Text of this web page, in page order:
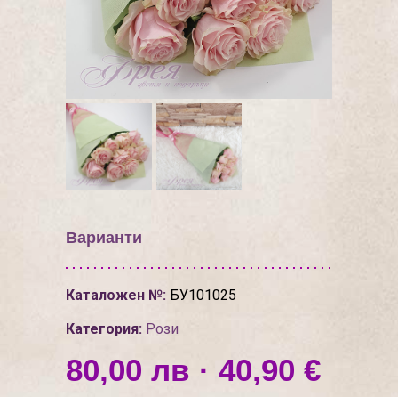
Варианти
Каталожен №: БУ101025
Категория: Рози
80,00 лв · 40,90 €